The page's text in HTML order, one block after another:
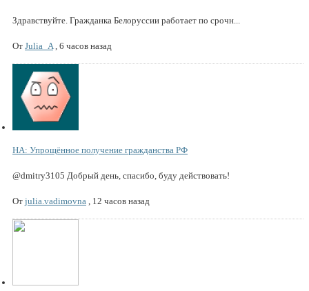
Здравствуйте. Гражданка Белоруссии работает по срочн...
От Julia_A 6 часов назад
НА: Упрощённое получение гражданства РФ
@dmitry3105 Добрый день, спасибо, буду действовать!
От julia.vadimovna 12 часов назад